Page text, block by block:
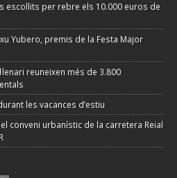
escollits per rebre els 10.000 euros de
Yubero, premis de la Festa Major
reuneixen més de 3.800
les vacances d’estiu
conveni urbanístic de la carretera Reial